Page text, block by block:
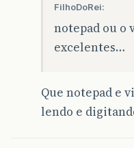
FilhoDoRei:
notepad ou o
excelentes…
Que notepad e
lendo e